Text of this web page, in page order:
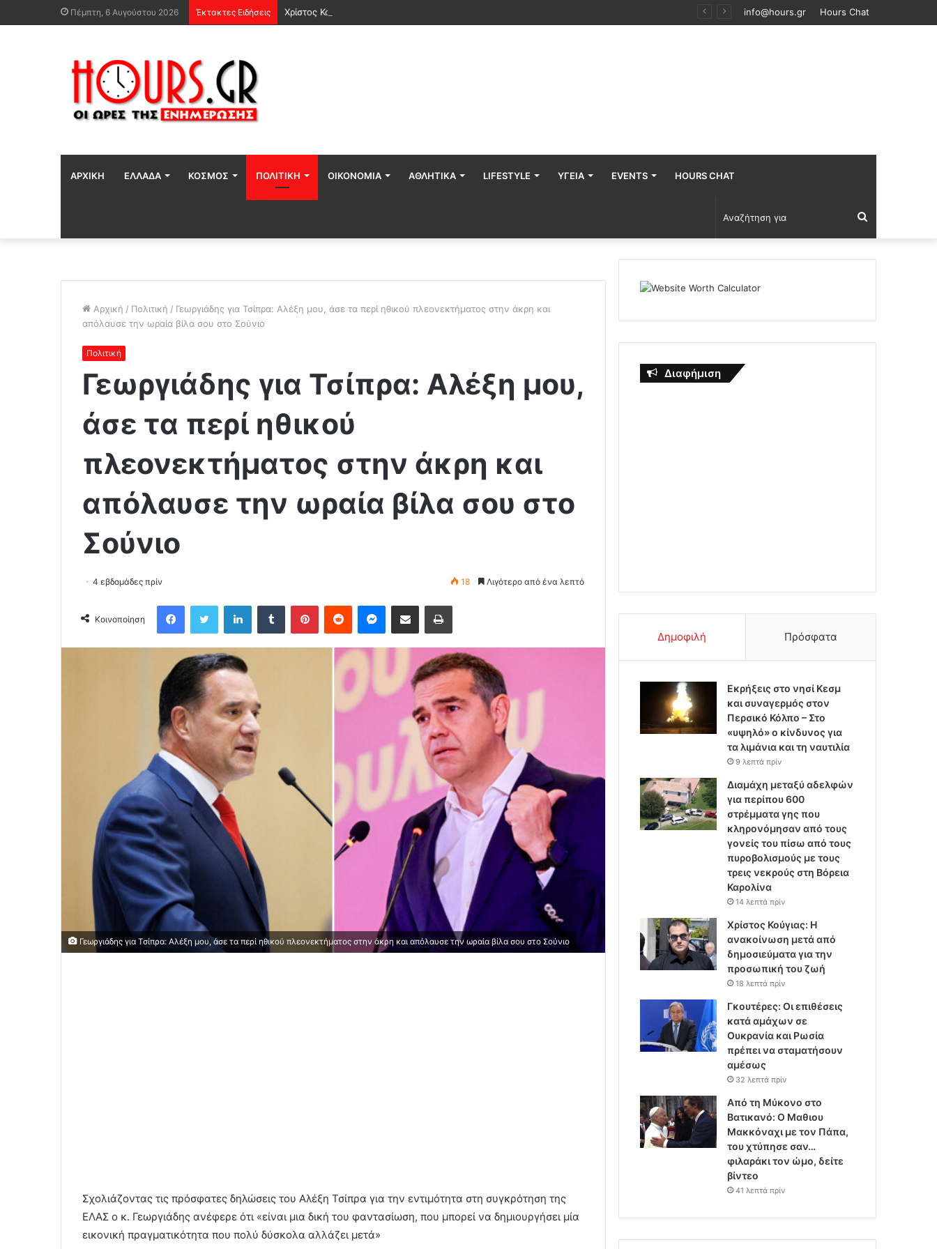
Πέμπτη, 6 Αυγούστου 2026 Έκτακτες Ειδήσεις Χρίστος Κούγιας: Η ανακοίνωση μετά από δημοσιεύματα για την προσωπική του ζωή info@hours.gr Hours Chat
ΑΡΧΙΚΉ ΕΛΛΆΔΑ ΚΌΣΜΟΣ ΠΟΛΙΤΙΚΉ ΟΙΚΟΝΟΜΊΑ ΑΘΛΗΤΙΚΆ LIFESTYLE ΥΓΕΊΑ EVENTS HOURS CHAT
για
Αρχική / Πολιτική / Γεωργιάδης για Τσίπρα: Αλέξη μου, άσε τα περί ηθικού πλεονεκτήματος στην άκρη και
απόλαυσε την ωραία βίλα σου στο Σούνιο
Πολιτική
Γεωργιάδης για Τσίπρα: Αλέξη μου,
άσε τα περί ηθικού
πλεονεκτήματος στην άκρη και
απόλαυσε την ωραία βίλα σου στο
Σούνιο
4 εβδομάδες πρίν 18 Λιγότερο από ένα λεπτό
Κοινοποίηση
Γεωργιάδης για Τσίπρα: Αλέξη μου, άσε τα περί ηθικού πλεονεκτήματος στην άκρη και απόλαυσε την ωραία βίλα σου στο Σούνιο
Σχολιάζοντας τις πρόσφατες δηλώσεις του Αλέξη Τσίπρα για την εντιμότητα στη συγκρότηση της
ΕΛΑΣ ο κ. Γεωργιάδης ανέφερε ότι «είναι μια δική του φαντασίωση, που μπορεί να δημιουργήσει μία
εικονική πραγματικότητα που πολύ δύσκολα αλλάζει μετά»
Διαφήμιση
Δημοφιλή Πρόσφατα
Εκρήξεις στο νησί Κεσμ
και συναγερμός στον
Περσικό Κόλπο – Στο
«υψηλό» ο κίνδυνος για
τα λιμάνια και τη ναυτιλία
9 λεπτά πρίν
Διαμάχη μεταξύ αδελφών
για περίπου 600
στρέμματα γης που
κληρονόμησαν από τους
γονείς του πίσω από τους
πυροβολισμούς με τους
τρεις νεκρούς στη Βόρεια
Καρολίνα
14 λεπτά πρίν
Χρίστος Κούγιας: Η
ανακοίνωση μετά από
δημοσιεύματα για την
προσωπική του ζωή
18 λεπτά πρίν
Γκουτέρες: Οι επιθέσεις
κατά αμάχων σε
Ουκρανία και Ρωσία
πρέπει να σταματήσουν
αμέσως
32 λεπτά πρίν
Από τη Μύκονο στο
Βατικανό: Ο Μαθιου
Μακκόναχι με τον Πάπα,
του χτύπησε σαν…
φιλαράκι τον ώμο, δείτε
βίντεο
41 λεπτά πρίν